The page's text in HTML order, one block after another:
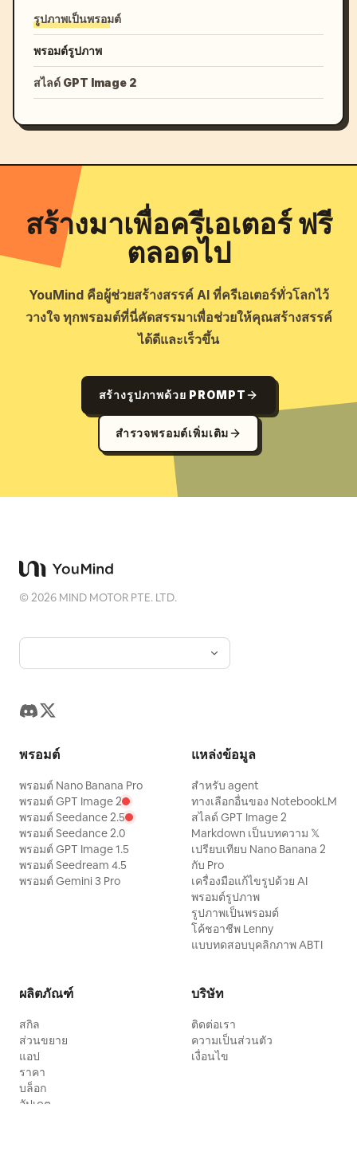
รูปภาพเป็นพรอมต์
พรอมต์รูปภาพ
สไลด์ GPT Image 2
สร้างมาเพื่อครีเอเตอร์ ฟรี
ตลอดไป
YouMind คือผู้ช่วยสร้างสรรค์ AI ที่ครีเอเตอร์ทั่วโลกไว้
วางใจ ทุกพรอมต์ที่นี่คัดสรรมาเพื่อช่วยให้คุณสร้างสรรค์
ได้ดีและเร็วขึ้น
สร้างรูปภาพด้วย PROMPT
สำรวจพรอมต์เพิ่มเติม
©2026 MIND MOTOR PTE. LTD.
พรอมต์
พรอมต์ Nano Banana Pro
พรอมต์ GPT Image 2
พรอมต์ Seedance 2.5
พรอมต์ Seedance 2.0
พรอมต์ GPT Image 1.5
พรอมต์ Seedream 4.5
พรอมต์ Gemini 3 Pro
แหล่งข้อมูล
สำหรับ agent
ทางเลือกอื่นของ NotebookLM
สไลด์ GPT Image 2
Markdown เป็นบทความ 𝕏
เปรียบเทียบ Nano Banana 2
กับ Pro
เครื่องมือแก้ไขรูปด้วย AI
พรอมต์รูปภาพ
รูปภาพเป็นพรอมต์
โค้ชอาชีพ Lenny
แบบทดสอบบุคลิกภาพ ABTI
ผลิตภัณฑ์
สกิล
ส่วนขยาย
แอป
ราคา
บล็อก
อัปเดต
บริษัท
ติดต่อเรา
ความเป็นส่วนตัว
เงื่อนไข